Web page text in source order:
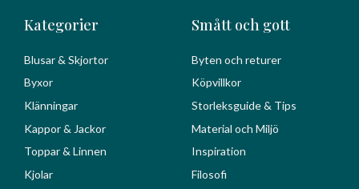
Kategorier
Blusar & Skjortor
Byxor
Klänningar
Kappor & Jackor
Toppar & Linnen
Kjolar
Smått och gott
Byten och returer
Köpvillkor
Storleksguide & Tips
Material och Miljö
Inspiration
Filosofi